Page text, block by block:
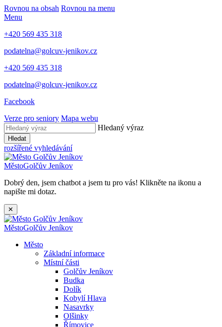
Rovnou na obsah Rovnou na menu
Menu
+420 569 435 318
podatelna@golcuv-jenikov.cz
+420 569 435 318
podatelna@golcuv-jenikov.cz
Facebook
Verze pro seniory Mapa webu
Hledaný výraz
Hledat
rozšířené vyhledávání
MěstoGolčův Jeníkov
Dobrý den, jsem chatbot a jsem tu pro vás! Klikněte na ikonu a
napište mi dotaz.
✕
MěstoGolčův Jeníkov
Město
Základní informace
Místní části
Golčův Jeníkov
Budka
Dolík
Kobylí Hlava
Nasavrky
Olšinky
Římovice